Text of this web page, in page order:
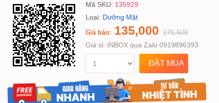
Mã SKU: 135929
Loại: Dưỡng Mặt
Giá bán: 135,000 175,500
Giá sỉ: INBOX qua Zalo 0919896393